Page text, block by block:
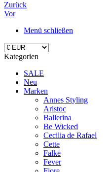
Zurück
Vor
Menü schließen
Kategorien
SALE
Neu
Marken
Annes Styling
Aristoc
Ballerina
Be Wicked
Cecilia de Rafael
Cette
Falke
Fever